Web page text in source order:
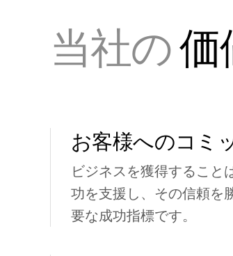
当社の価
お客様へのコミ
ビジネスを獲得すること
功を支援し、その信頼を
要な成功指標です。